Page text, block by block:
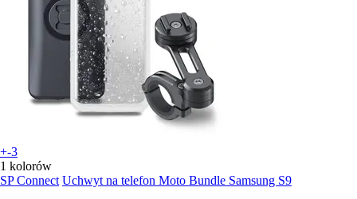
+-3
1 kolorów
SP Connect Uchwyt na telefon Moto Bundle Samsung S9